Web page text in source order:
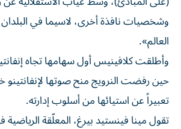
وشخصيات نافذة أخرى، لاسيما في
العالم».
حين رفضت النرويج منح صوتها لإنفانتينو
تعبيراً عن استيائها من أسلوب إدارته.